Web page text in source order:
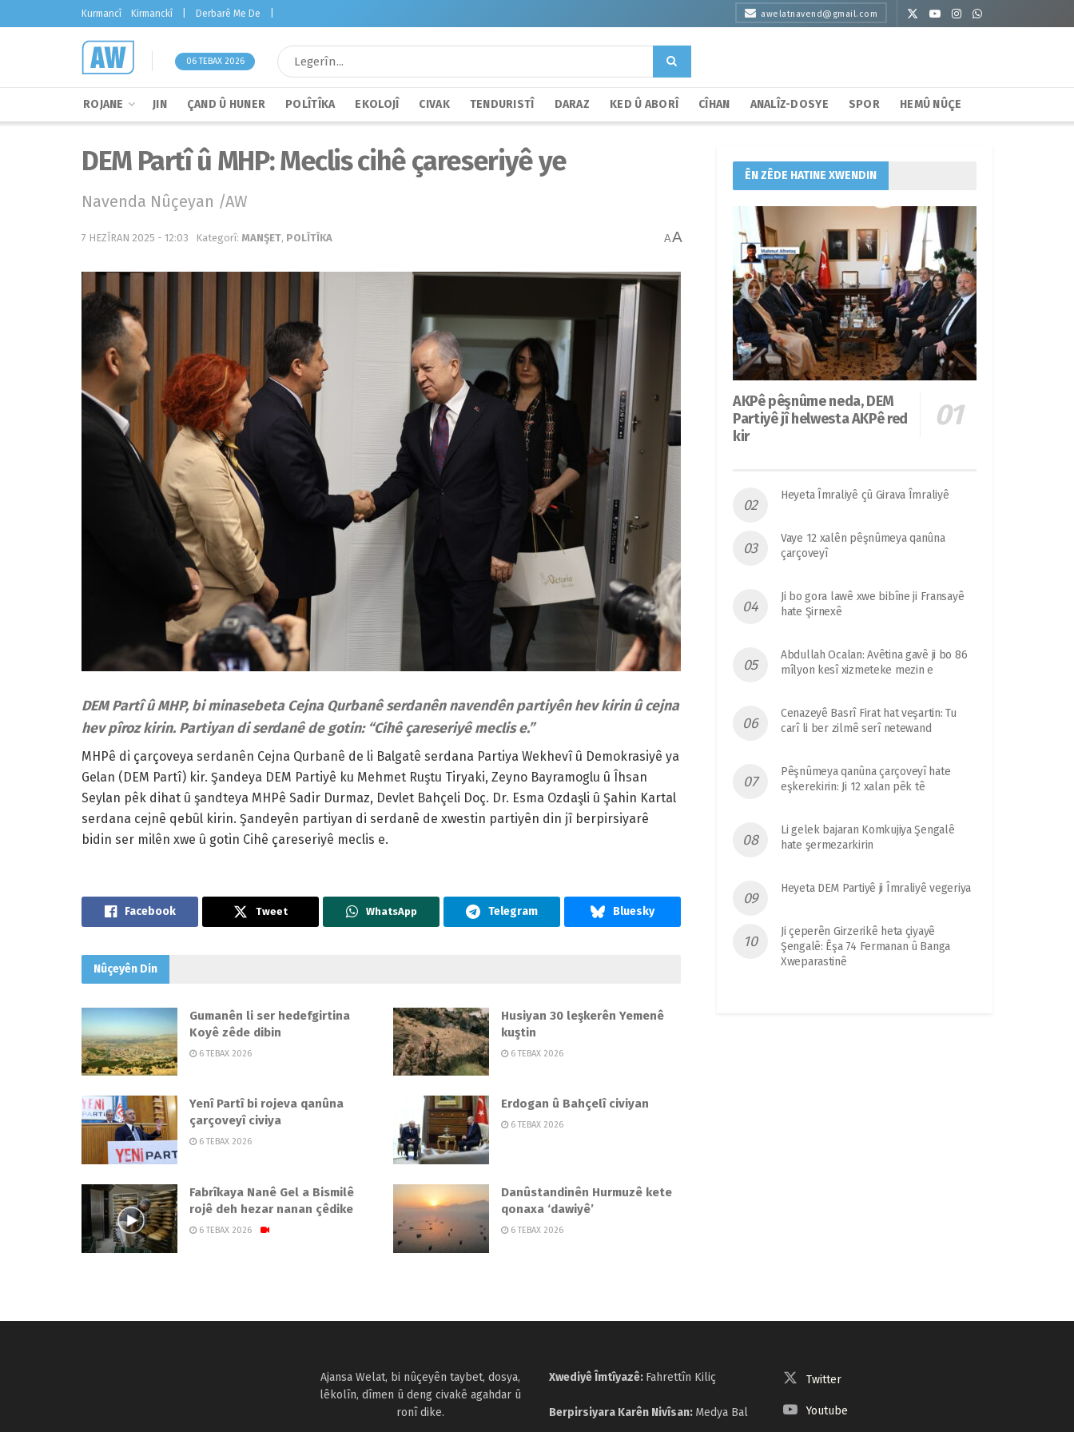
Kurmancî Kirmanckî Derbarê Me De awelatnavend@gmail.com
06 TEBAX 2026
ROJANE JIN ÇAND Û HUNER POLÎTÎKA EKOLOJÎ CIVAK TENDURISTÎ DARAZ KED Û ABORÎ CÎHAN ANALÎZ-DOSYE SPOR HEMÛ NÛÇE
DEM Partî û MHP: Meclis cihê çareseriyê ye
Navenda Nûçeyan /AW
7 HEZÎRAN 2025 - 12:03 Kategorî: MANŞET, POLÎTÎKA AA
DEM Partî û MHP, bi minasebeta Cejna Qurbanê serdanên navendên partiyên hev kirin û cejna
hev pîroz kirin. Partiyan di serdanê de gotin: “Cihê çareseriyê meclis e.”
MHPê di çarçoveya serdanên Cejna Qurbanê de li Balgatê serdana Partiya Wekhevî û Demokrasiyê ya
Gelan (DEM Partî) kir. Şandeya DEM Partiyê ku Mehmet Ruştu Tiryaki, Zeyno Bayramoglu û Îhsan
Seylan pêk dihat û şandteya MHPê Sadir Durmaz, Devlet Bahçeli Doç. Dr. Esma Ozdaşli û Şahin Kartal
serdana cejnê qebûl kirin. Şandeyên partiyan di serdanê de xwestin partiyên din jî berpirsiyarê
bidin ser milên xwe û gotin Cihê çareseriyê meclis e.
Tweet WhatsApp
Nûçeyên Din
Gumanên li ser hedefgirtina
Koyê zêde dibin
6 TEBAX 2026
Husiyan 30 leşkerên Yemenê
kuştin
6 TEBAX 2026
Yenî Partî bi rojeva qanûna
çarçoveyî civiya
6 TEBAX 2026
Erdogan û Bahçelî civiyan
6 TEBAX 2026
Fabrîkaya Nanê Gel a Bismilê
rojê deh hezar nanan çêdike
6 TEBAX 2026
Danûstandinên Hurmuzê kete
qonaxa ‘dawiyê’
6 TEBAX 2026
ÊN ZÊDE HATINE XWENDIN
AKPê pêşnûme neda, DEM
Partiyê jî helwesta AKPê red
kir
Heyeta Îmraliyê çû Girava Îmraliyê
Vaye 12 xalên pêşnûmeya qanûna
çarçoveyî
Ji bo gora lawê xwe bibîne ji Fransayê
hate Şirnexê
Abdullah Ocalan: Avêtina gavê ji bo 86
mîlyon kesî xizmeteke mezin e
Cenazeyê Basrî Firat hat veşartin: Tu
carî li ber zilmê serî netewand
Pêşnûmeya qanûna çarçoveyî hate
eşkerekirin: Ji 12 xalan pêk tê
Li gelek bajaran Komkujiya Şengalê
hate şermezarkirin
Heyeta DEM Partiyê ji Îmraliyê vegeriya
Ji çeperên Girzerikê heta çiyayê
Şengalê: Êşa 74 Fermanan û Banga
Xweparastinê
Ajansa Welat, bi nûçeyên taybet, dosya,
lêkolîn, dîmen û deng civakê agahdar û
ronî dike.
Xwediyê Îmtîyazê: Fahrettîn Kiliç
Berpirsiyara Karên Nivîsan: Medya Bal
Twitter
Youtube